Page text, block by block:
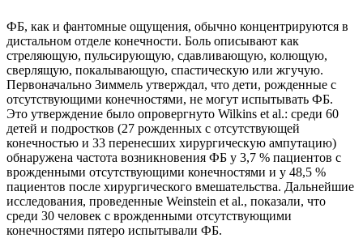
ФБ, как и фантомные ощущения, обычно концентрируются в
дистальном отделе конечности. Боль описывают как
стреляющую, пульсирующую, сдавливающую, колющую,
сверлящую, покалывающую, спастическую или жгучую.
Первоначально Зиммель утверждал, что дети, рожденные с
отсутствующими конечностями, не могут испытывать ФБ.
Это утверждение было опровергнуто Wilkins et al.: среди 60
детей и подростков (27 рожденных с отсутствующей
конечностью и 33 перенесших хирургическую ампутацию)
обнаружена частота возникновения ФБ у 3,7 % пациентов с
врожденными отсутствующими конечностями и у 48,5 %
пациентов после хирургического вмешательства. Дальнейшие
исследования, проведенные Weinstein et al., показали, что
среди 30 человек с врожденными отсутствующими
конечностями пятеро испытывали ФБ.